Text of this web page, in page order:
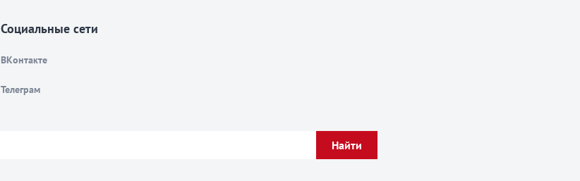
Социальные сети
ВКонтакте
Телеграм
Найти